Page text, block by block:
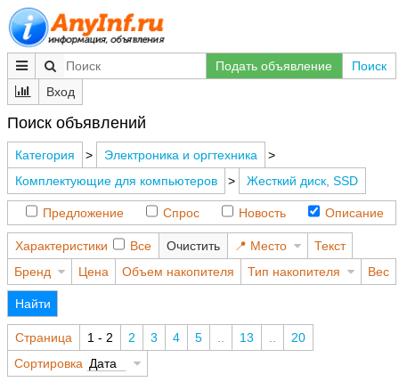
Подать объявление
Поиск
Вход
Поиск объявлений
Категория > Электроника и оргтехника
>
Комплектующие для компьютеров
> Жесткий диск, SSD
Предложение Спрос Новость Описание
Характеристики Все Очистить Место
Текст
Бренд
Цена Объем накопителя Тип накопителя Вес
Найти
Страница 1 - 2 2 3 4 5 13
20
Сортировка Дата